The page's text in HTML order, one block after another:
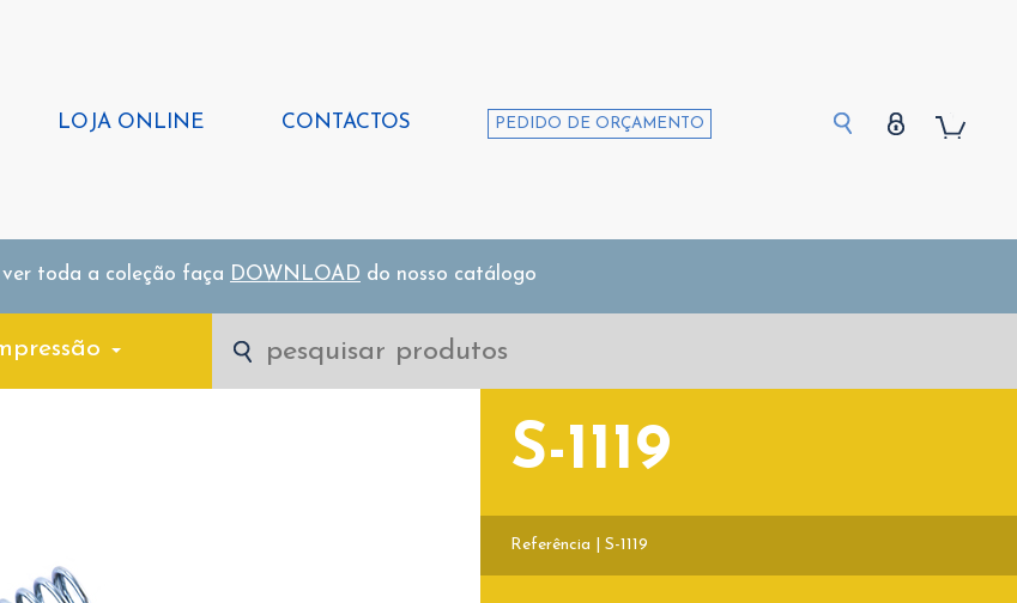
LOJA ONLINE CONTACTOS PEDIDO DE ORÇAMENTO
ver toda a coleção faça DOWNLOAD do nosso catálogo
S-1119
Referência | S-1119